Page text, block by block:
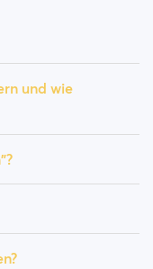
und wie